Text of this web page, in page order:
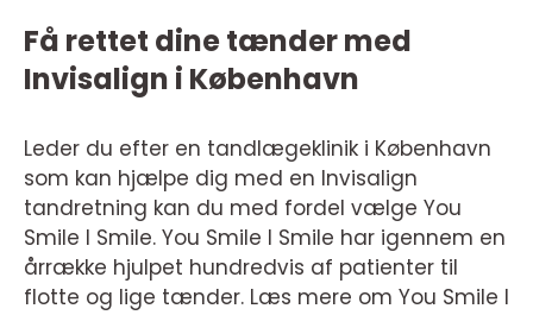
Få rettet dine tænder med
Invisalign i København
Leder du efter en tandlægeklinik i København
som kan hjælpe dig med en Invisalign
tandretning kan du med fordel vælge You
Smile I Smile. You Smile I Smile har igennem en
årrække hjulpet hundredvis af patienter til
flotte og lige tænder. Læs mere om You Smile I